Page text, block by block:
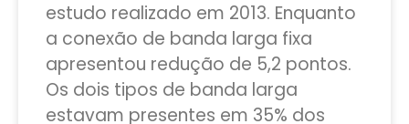
estudo realizado em 2013. Enquanto
a conexão de banda larga fixa
apresentou redução de 5,2 pontos.
Os dois tipos de banda larga
estavam presentes em 35% dos